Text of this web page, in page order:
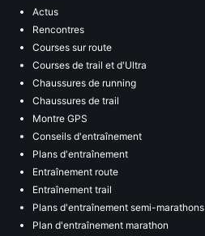
Actus
Rencontres
Courses sur route
Courses de trail et d'Ultra
Chaussures de running
Chaussures de trail
Montre GPS
Conseils d'entraînement
Plans d'entraînement
Entraînement route
Entraînement trail
Plans d'entraînement semi-marathons
Plan d'entraînement marathon